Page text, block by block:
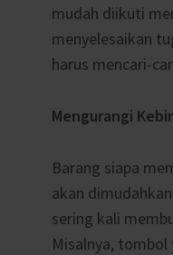
mudah diikuti
menyelesaikan
harus mencari-
Mengurangi
Barang siapa
akan
sering kali
Misalnya,